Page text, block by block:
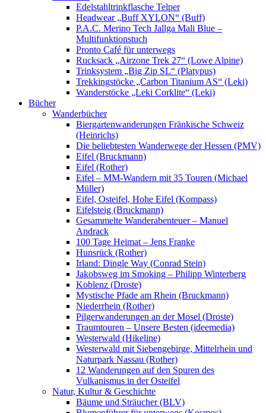
Edelstahltrinkflasche Telper
Headwear „Buff XYLON“ (Buff)
P.A.C. Merino Tech Jallga Mali Blue –
Multifunktionstuch
Pronto Café für unterwegs
Rucksack „Airzone Trek 27“ (Lowe Alpine)
Trinksystem „Big Zip SL“ (Platypus)
Trekkingstöcke „Carbon Titanium AS“ (Leki)
Wanderstöcke „Leki Corklite“ (Leki)
Bücher
Wanderbücher
Biergartenwanderungen Fränkische Schweiz
(Heinrichs)
Die beliebtesten Wanderwege der Hessen (PMV)
Eifel (Bruckmann)
Eifel (Rother)
Eifel – MM-Wandern mit 35 Touren (Michael
Müller)
Eifel, Osteifel, Hohe Eifel (Kompass)
Eifelsteig (Bruckmann)
Gesammelte Wanderabenteuer – Manuel
Andrack
100 Tage Heimat – Jens Franke
Hunsrück (Rother)
Irland: Dingle Way (Conrad Stein)
Jakobsweg im Smoking – Philipp Winterberg
Koblenz (Droste)
Mystische Pfade am Rhein (Bruckmann)
Niederrhein (Rother)
Pilgerwanderungen an der Mosel (Droste)
Traumtouren – Unsere Besten (ideemedia)
Westerwald (Hikeline)
Westerwald mit Siebengebirge, Mittelrhein und
Naturpark Nassau (Rother)
12 Wanderungen auf den Spuren des
Vulkanismus in der Osteifel
Natur, Kultur & Geschichte
Bäume und Sträucher (BLV)